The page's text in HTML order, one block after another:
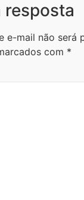
resposta
e-mail não será
com *